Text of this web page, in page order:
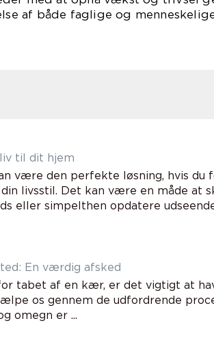
af både faglige og
til dit hjem
være den perfekte løsning, hvis
livsstil. Det kan være en måde at
eller simpelthen opdatere
En værdig afsked
tabet af en kær, er det vigtigt at
os gennem de udfordrende
omegn er ...